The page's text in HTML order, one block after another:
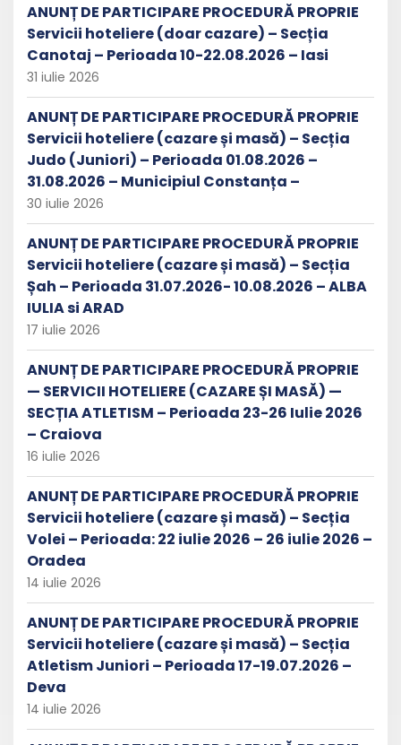
ANUNȚ DE PARTICIPARE PROCEDURĂ PROPRIE
Servicii hoteliere (doar cazare) – Secția
Canotaj – Perioada 10-22.08.2026 – Iasi
31 iulie 2026
ANUNȚ DE PARTICIPARE PROCEDURĂ PROPRIE
Servicii hoteliere (cazare și masă) – Secția
Judo (Juniori) – Perioada 01.08.2026 –
31.08.2026 – Municipiul Constanța –
30 iulie 2026
ANUNȚ DE PARTICIPARE PROCEDURĂ PROPRIE
Servicii hoteliere (cazare și masă) – Secția
Șah – Perioada 31.07.2026- 10.08.2026 – ALBA
IULIA si ARAD
17 iulie 2026
ANUNȚ DE PARTICIPARE PROCEDURĂ PROPRIE
— SERVICII HOTELIERE (CAZARE ȘI MASĂ) —
SECȚIA ATLETISM – Perioada 23-26 Iulie 2026
– Craiova
16 iulie 2026
ANUNȚ DE PARTICIPARE PROCEDURĂ PROPRIE
Servicii hoteliere (cazare și masă) – Secția
Volei – Perioada: 22 iulie 2026 – 26 iulie 2026 –
Oradea
14 iulie 2026
ANUNȚ DE PARTICIPARE PROCEDURĂ PROPRIE
Servicii hoteliere (cazare și masă) – Secția
Atletism Juniori – Perioada 17-19.07.2026 –
Deva
14 iulie 2026